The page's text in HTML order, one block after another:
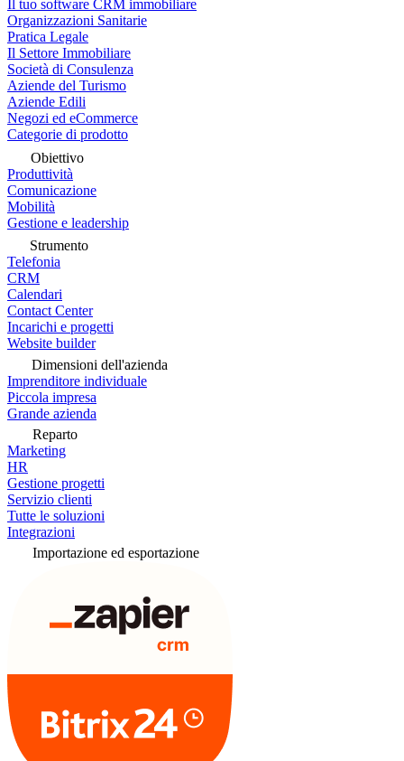
Il tuo software CRM immobiliare
Organizzazioni Sanitarie
Pratica Legale
Il Settore Immobiliare
Società di Consulenza
Aziende del Turismo
Aziende Edili
Negozi ed eCommerce
Categorie di prodotto
Obiettivo
Produttività
Comunicazione
Mobilità
Gestione e leadership
Strumento
Telefonia
CRM
Calendari
Contact Center
Incarichi e progetti
Website builder
Dimensioni dell'azienda
Imprenditore individuale
Piccola impresa
Grande azienda
Reparto
Marketing
HR
Gestione progetti
Servizio clienti
Tutte le soluzioni
Integrazioni
Importazione ed esportazione